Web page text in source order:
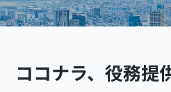
ココナラ、役務提